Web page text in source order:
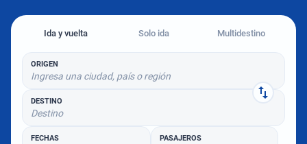
Ida y vuelta Solo ida Multidestino
ORIGEN
Ingresa una ciudad, país o región
DESTINO
Destino
FECHAS PASAJEROS